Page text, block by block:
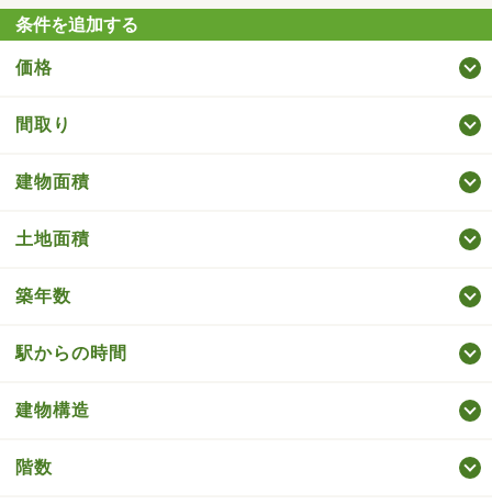
条件を追加する
価格
間取り
建物面積
土地面積
築年数
駅からの時間
建物構造
階数